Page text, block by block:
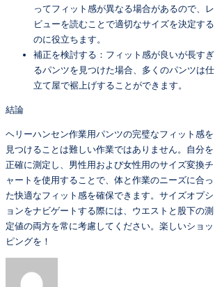
ってフィット感が異なる場合があるので、レ
ビューを読むことで適切なサイズを決定する
のに役立ちます。
補正を検討する：フィット感が良いが長すぎ
るパンツを見つけた場合、多くのパンツは仕
立て屋で裾上げすることができます。
結論
ヘリーハンセン作業用パンツの完璧なフィット感を
見つけることは難しい作業ではありません。自分を
正確に測定し、男性用および女性用のサイズ変換チ
ャートを使用することで、体と作業のニーズに合っ
た快適なフィット感を確保できます。サイズオプシ
ョンをナビゲートする際には、ウエストと股下の測
定値の両方を常に考慮してください。楽しいショッ
ピングを！